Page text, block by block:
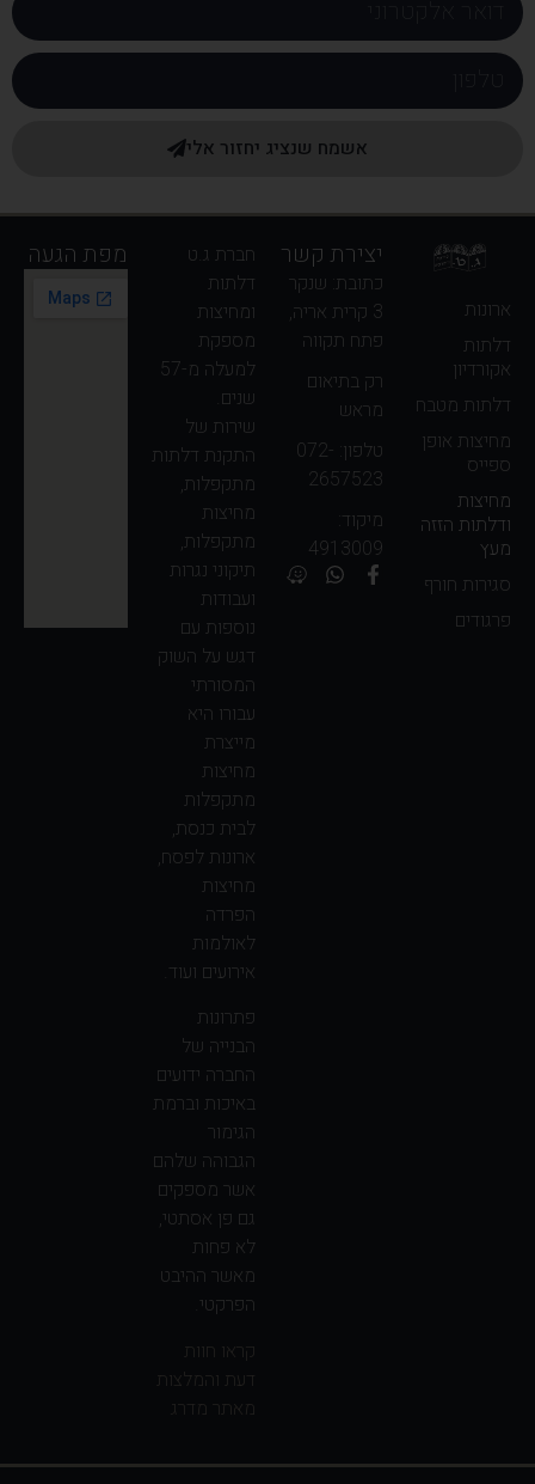
אשמח שנציג יחזור אלי
ארונות
דלתות
אקורדיון
דלתות מטבח
מחיצות אופן
ספייס
מחיצות
ודלתות הזזה
מעץ
סגירות חורף
פרגודים
יצירת קשר
כתובת: שנקר
3 קרית אריה,
פתח תקווה
רק בתיאום
מראש
טלפון: 072-
2657523
מיקוד:
4913009
מפת הגעה
חברת ג.ט
דלתות
ומחיצות
מספקת
למעלה מ-57
שנים.
שירות של
התקנת דלתות
מתקפלות,
מחיצות
מתקפלות,
תיקוני נגרות
ועבודות
נוספות עם
דגש על השוק
המסורתי
עבורו היא
מייצרת
מחיצות
מתקפלות
לבית כנסת,
ארונות לפסח,
מחיצות
הפרדה
לאולמות
אירועים ועוד.
פתרונות
הבנייה של
החברה ידועים
באיכות וברמת
הגימור
הגבוהה שלהם
אשר מספקים
גם פן אסתטי,
לא פחות
מאשר ההיבט
הפרקטי.
קראו חוות
דעת והמלצות
מאתר מדרג